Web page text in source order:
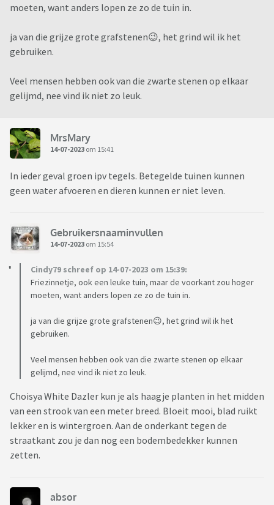
moeten, want anders lopen ze zo de tuin in.
ja van die grijze grote grafstenen😉, het grind wil ik het
gebruiken.
Veel mensen hebben ook van die zwarte stenen op elkaar
gelijmd, nee vind ik niet zo leuk.
MrsMary
14-07-2023 om 15:41
In ieder geval groen ipv tegels. Betegelde tuinen kunnen
geen water afvoeren en dieren kunnen er niet leven.
Gebruikersnaaminvullen
14-07-2023 om 15:54
Cindy79 schreef op 14-07-2023 om 15:39:
Friezinnetje, ook een leuke tuin, maar de voorkant zou hoger
moeten, want anders lopen ze zo de tuin in.
ja van die grijze grote grafstenen😉, het grind wil ik het
gebruiken.
Veel mensen hebben ook van die zwarte stenen op elkaar
gelijmd, nee vind ik niet zo leuk.
Choisya White Dazler kun je als haagje planten in het midden
van een strook van een meter breed. Bloeit mooi, blad ruikt
lekker en is wintergroen. Aan de onderkant tegen de
straatkant zou je dan nog een bodembedekker kunnen
zetten.
absor